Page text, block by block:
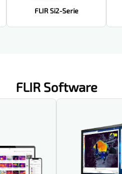
FLIR Si2-Serie
FLIR Software